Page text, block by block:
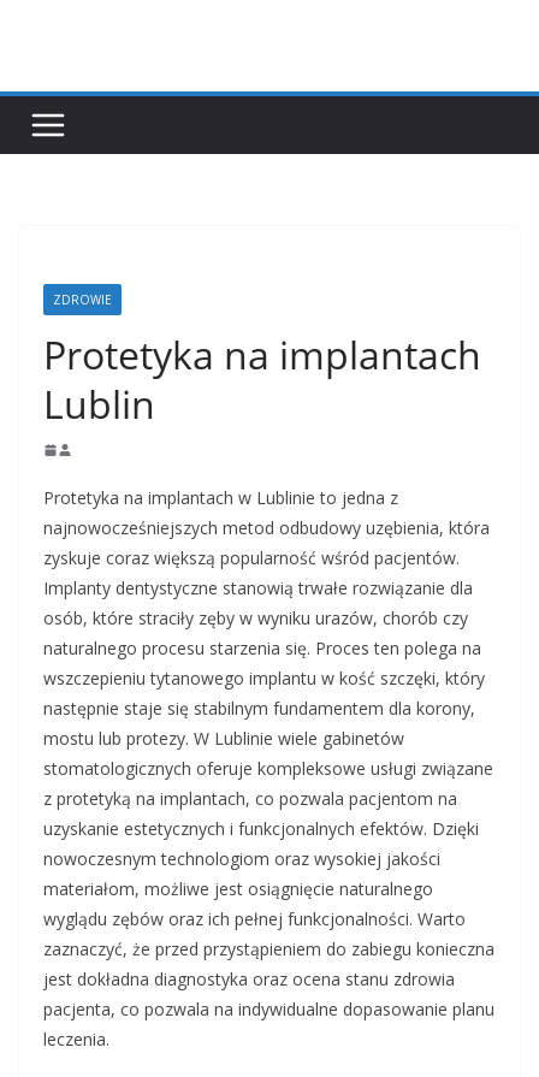
ZDROWIE
Protetyka na implantach
Lublin
Protetyka na implantach w Lublinie to jedna z
najnowocześniejszych metod odbudowy uzębienia, która
zyskuje coraz większą popularność wśród pacjentów.
Implanty dentystyczne stanowią trwałe rozwiązanie dla
osób, które straciły zęby w wyniku urazów, chorób czy
naturalnego procesu starzenia się. Proces ten polega na
wszczepieniu tytanowego implantu w kość szczęki, który
następnie staje się stabilnym fundamentem dla korony,
mostu lub protezy. W Lublinie wiele gabinetów
stomatologicznych oferuje kompleksowe usługi związane
z protetyką na implantach, co pozwala pacjentom na
uzyskanie estetycznych i funkcjonalnych efektów. Dzięki
nowoczesnym technologiom oraz wysokiej jakości
materiałom, możliwe jest osiągnięcie naturalnego
wyglądu zębów oraz ich pełnej funkcjonalności. Warto
zaznaczyć, że przed przystąpieniem do zabiegu konieczna
jest dokładna diagnostyka oraz ocena stanu zdrowia
pacjenta, co pozwala na indywidualne dopasowanie planu
leczenia.